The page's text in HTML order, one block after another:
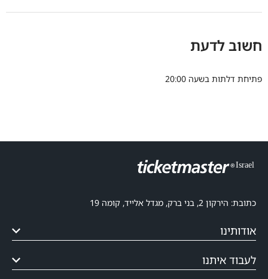
חשוב לדעת
פתיחת דלתות בשעה 20:00
כתובת: הירקון 2, בני ברק, מגדל אלייד, קומה 19
אודותינו
לעבוד איתנו